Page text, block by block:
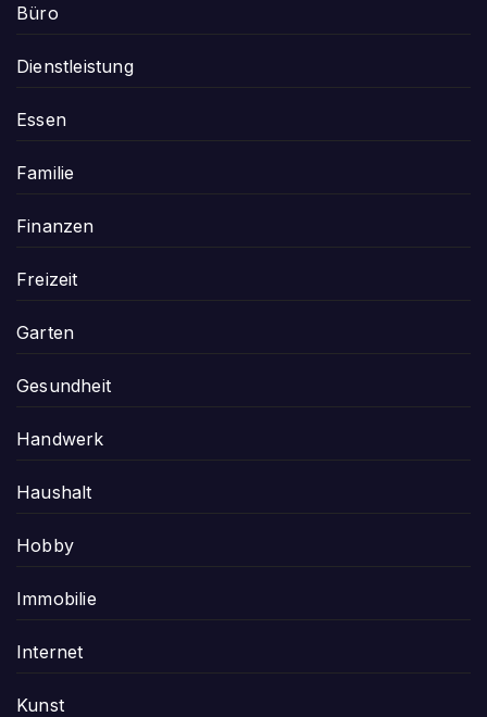
Büro
Dienstleistung
Essen
Familie
Finanzen
Freizeit
Garten
Gesundheit
Handwerk
Haushalt
Hobby
Immobilie
Internet
Kunst